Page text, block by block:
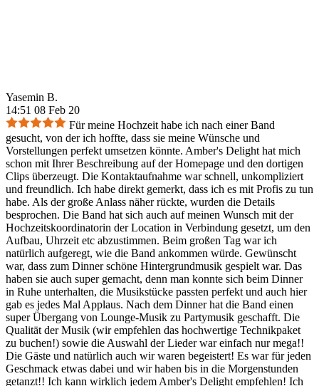
Yasemin B.
14:51 08 Feb 20
Für meine Hochzeit habe ich nach einer Band
gesucht, von der ich hoffte, dass sie meine Wünsche und
Vorstellungen perfekt umsetzen könnte. Amber's Delight hat mich
schon mit Ihrer Beschreibung auf der Homepage und den dortigen
Clips überzeugt. Die Kontaktaufnahme war schnell, unkompliziert
und freundlich. Ich habe direkt gemerkt, dass ich es mit Profis zu tun
habe. Als der große Anlass näher rückte, wurden die Details
besprochen. Die Band hat sich auch auf meinen Wunsch mit der
Hochzeitskoordinatorin der Location in Verbindung gesetzt, um den
Aufbau, Uhrzeit etc abzustimmen. Beim großen Tag war ich
natürlich aufgeregt, wie die Band ankommen würde. Gewünscht
war, dass zum Dinner schöne Hintergrundmusik gespielt war. Das
haben sie auch super gemacht, denn man konnte sich beim Dinner
in Ruhe unterhalten, die Musikstücke passten perfekt und auch hier
gab es jedes Mal Applaus. Nach dem Dinner hat die Band einen
super Übergang von Lounge-Musik zu Partymusik geschafft. Die
Qualität der Musik (wir empfehlen das hochwertige Technikpaket
zu buchen!) sowie die Auswahl der Lieder war einfach nur mega!!
Die Gäste und natürlich auch wir waren begeistert! Es war für jeden
Geschmack etwas dabei und wir haben bis in die Morgenstunden
getanzt!! Ich kann wirklich jedem Amber's Delight empfehlen! Ich